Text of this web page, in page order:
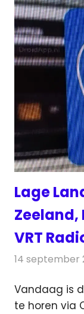
Lage
Zeeland,
VRT
14 september
Vandaag is
te horen via